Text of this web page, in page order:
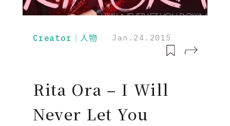
Creator｜人物 Jan.24.2015
Rita Ora – I Will
Never Let You